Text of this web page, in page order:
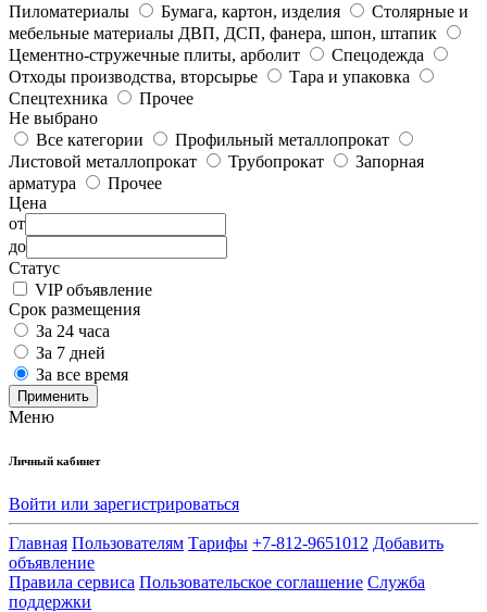
Пиломатериалы
Бумага, картон, изделия
Столярные и
мебельные материалы ДВП, ДСП, фанера, шпон, штапик
Цементно-стружечные плиты, арболит
Спецодежда
Отходы производства, вторсырье
Тара и упаковка
Спецтехника
Прочее
Не выбрано
Все категории
Профильный металлопрокат
Листовой металлопрокат
Трубопрокат
Запорная
арматура
Прочее
Цена
от
до
Статус
VIP объявление
Срок размещения
За 24 часа
За 7 дней
За все время
Применить
Меню
Личный кабинет
Войти или зарегистрироваться
Главная Пользователям Тарифы +7-812-9651012 Добавить
объявление
Правила сервиса Пользовательское соглашение Служба
поддержки